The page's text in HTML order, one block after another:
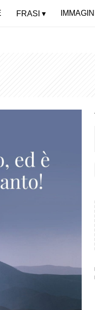
FRASI IMMAGINI